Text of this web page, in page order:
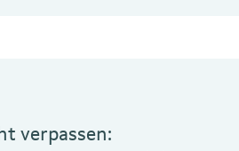
verpassen: